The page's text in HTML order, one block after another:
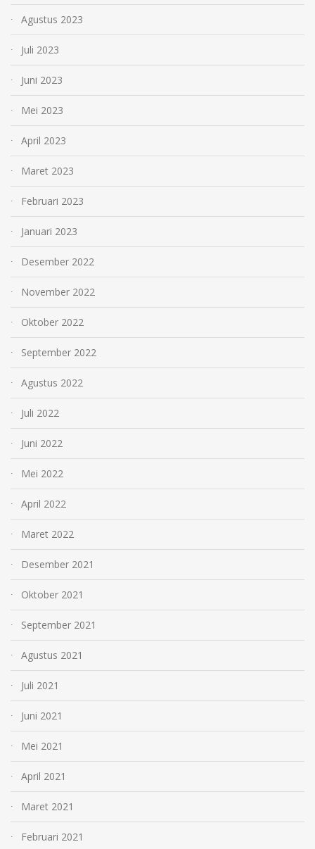
Agustus 2023
Juli 2023
Juni 2023
Mei 2023
April 2023
Maret 2023
Februari 2023
Januari 2023
Desember 2022
November 2022
Oktober 2022
September 2022
Agustus 2022
Juli 2022
Juni 2022
Mei 2022
April 2022
Maret 2022
Desember 2021
Oktober 2021
September 2021
Agustus 2021
Juli 2021
Juni 2021
Mei 2021
April 2021
Maret 2021
Februari 2021